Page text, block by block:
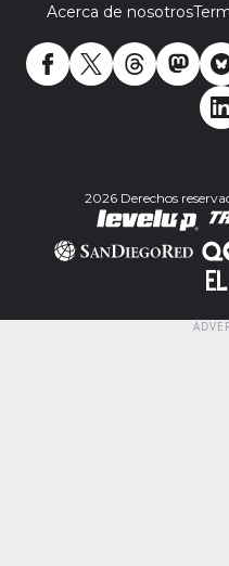
Acerca de nosotros
2026 Derechos